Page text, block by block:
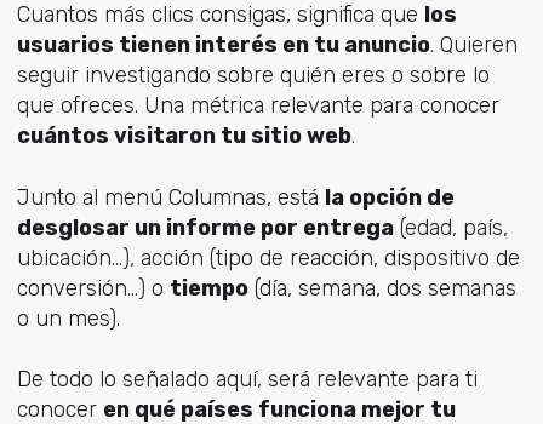
Cuantos más clics consigas, significa que los
usuarios tienen interés en tu anuncio. Quieren
seguir investigando sobre quién eres o sobre lo
que ofreces. Una métrica relevante para conocer
cuántos visitaron tu sitio web.
Junto al menú Columnas, está la opción de
desglosar un informe por entrega(edad, país,
ubicación…), acción (tipo de reacción, dispositivo de
conversión…) o tiempo(día, semana, dos semanas
o un mes).
De todo lo señalado aquí, será relevante para ti
conocer en qué países funciona mejor tu